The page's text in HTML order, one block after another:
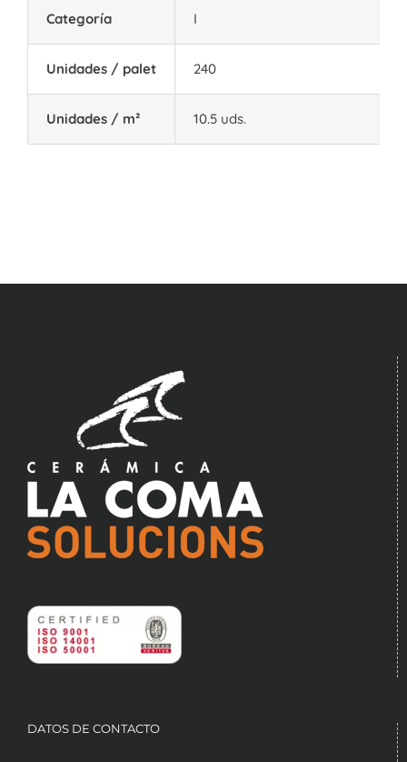
Categoría I
Unidades / palet 240
Unidades / m² 10.5 uds.
DATOS DE CONTACTO